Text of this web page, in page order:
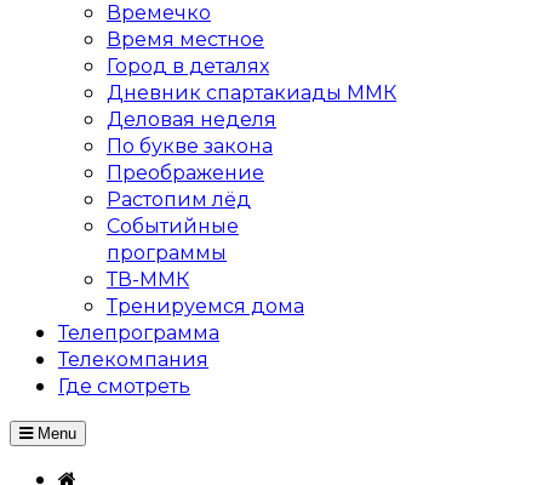
Времечко
Время местное
Город в деталях
Дневник спартакиады ММК
Деловая неделя
По букве закона
Преображение
Растопим лёд
Событийные
программы
ТВ-ММК
Тренируемся дома
Телепрограмма
Телекомпания
Где смотреть
Menu